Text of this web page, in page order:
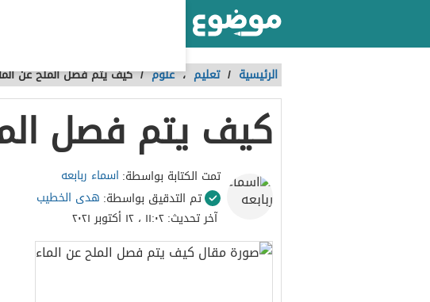
الرئيسية / تعليم ،علوم /كيف يتم فصل الملح عن
كيف يتم فصل
تمت الكتابة بواسطة: اسماء ربابعه
تم التدقيق بواسطة: هدى الخطيب
آخر تحديث:١١:٠٢ ، ١٢ أكتوبر ٢٠٢١